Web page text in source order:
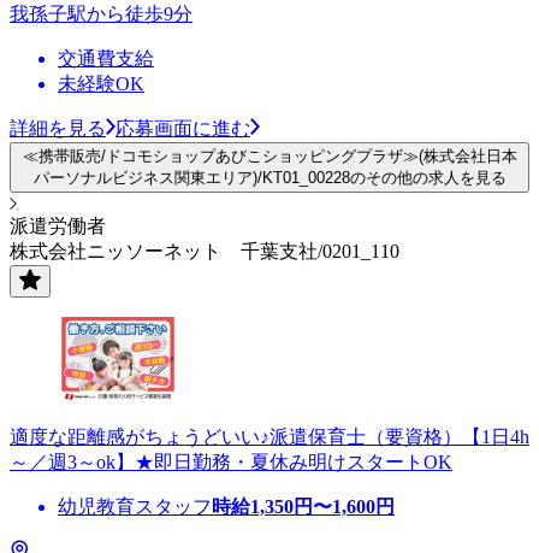
我孫子駅から徒歩9分
交通費支給
未経験OK
詳細を見る 応募画面に進む
≪携帯販売/ドコモショップあびこショッピングプラザ≫(株式会社日本
パーソナルビジネス関東エリア)/KT01_00228のその他の求人を見る
派遣労働者
株式会社ニッソーネット 千葉支社/0201_110
適度な距離感がちょうどいい♪派遣保育士（要資格）【1日4h
～／週3～ok】★即日勤務・夏休み明けスタートOK
幼児教育スタッフ 時給1,350円〜1,600円